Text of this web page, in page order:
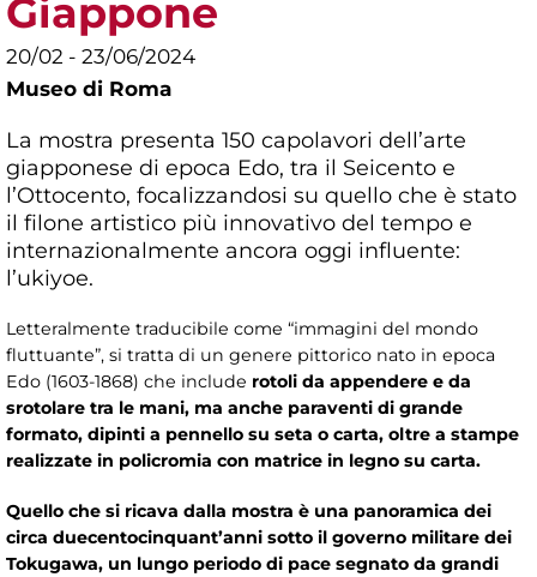
Giappone
20/02 - 23/06/2024
Museo di Roma
La mostra presenta 150 capolavori dell’arte
giapponese di epoca Edo, tra il Seicento e
l’Ottocento, focalizzandosi su quello che è stato
il filone artistico più innovativo del tempo e
internazionalmente ancora oggi influente:
l’ukiyoe.
Letteralmente traducibile come “immagini del mondo
fluttuante”, si tratta di un genere pittorico nato in epoca
Edo (1603-1868) che include rotoli da appendere e da
srotolare tra le mani, ma anche paraventi di grande
formato, dipinti a pennello su seta o carta, oltre a stampe
realizzate in policromia con matrice in legno su carta.
Quello che si ricava dalla mostra è una panoramica dei
circa duecentocinquant’anni sotto il governo militare dei
Tokugawa, un lungo periodo di pace segnato da grandi